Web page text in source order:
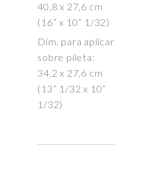
40,8 x 27,6 cm
(16” x 10” 1/32)
Dim. para aplicar
sobre pileta:
34,2 x 27,6 cm
(13” 1/32 x 10”
1/32)